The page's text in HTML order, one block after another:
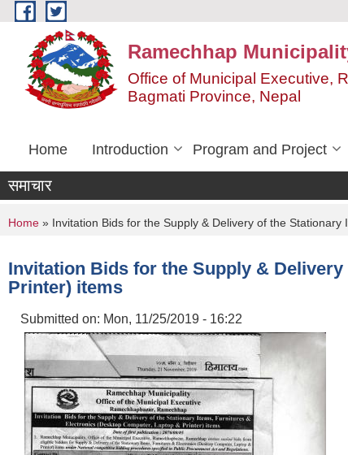
Skip to main content
Ramechhap
Office of Municipal Executive,
Bagmati Province, Nepal
Home Introduction Program and Project
समाचार
You are here
Home » Invitation Bids for the Supply & Delivery of the
Invitation Bids for the Supply &
Printer) items
Submitted on: Mon, 11/25/2019 - 16:22